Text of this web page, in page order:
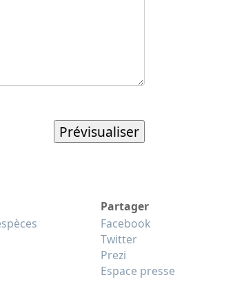
Partager
Facebook
Twitter
Prezi
Espace presse